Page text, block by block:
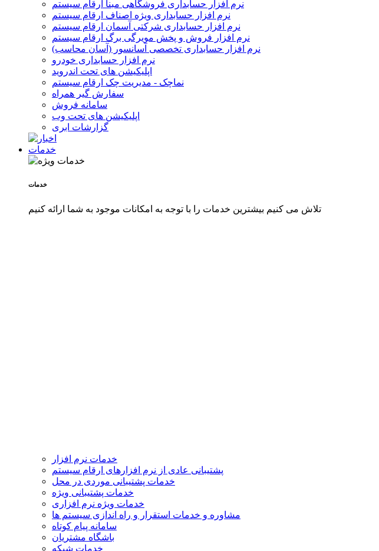
نرم افزار حسابداری فروشگاهی مبنا ارقام سیستم
نرم افزار حسابداری ویژه اصناف ارقام سیستم
نرم افزار حسابداری شرکتی آسمان ارقام سیستم
نرم افزار فروش و پخش مویرگی برگ ارقام سیستم
نرم افزار حسابداری تخصصی آسانسور (آسان محاسب)
نرم افزار حسابداری خودرو
اپلیکیشن های تحت اندروید
نماچک - مدیریت چک ارقام سیستم
سفارش گیر همراه
سامانه فروش
اپلیکیشن های تحت وب
گزارشات ابری
خدمات
خدمات
تلاش می کنیم بیشترین خدمات را با توجه به امکانات موجود به شما ارائه کنیم
خدمات نرم افزار
پشتیبانی عادی از نرم افزارهای ارقام سیستم
خدمات پشتیبانی موردی در محل
خدمات پشتیبانی ویژه
خدمات ویژه نرم افزاری
مشاوره و خدمات استقرار و راه اندازی سیستم ها
سامانه پیام کوتاه
باشگاه مشتریان
خدمات شبکه